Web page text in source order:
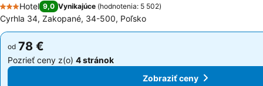
3 Počet hviezdičiek
Hotel 9,0 Vynikajúce (hodnotenia: 5 502)
Cyrhla 34, Zakopané, 34-500, Poľsko
od 78 €
Pozrieť ceny z(o) 4 stránok
Zobraziť ceny
od 78 €
Pozrieť ceny z(o) 4 stránok
Zobraziť ceny